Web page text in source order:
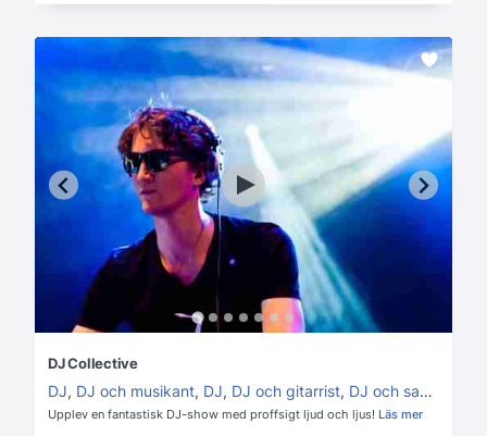
DJ Collective
DJ, DJ och musikant, DJ, DJ och gitarrist, DJ och saxofonist
Upplev en fantastisk DJ-show med proffsigt ljud och ljus! Läs mer